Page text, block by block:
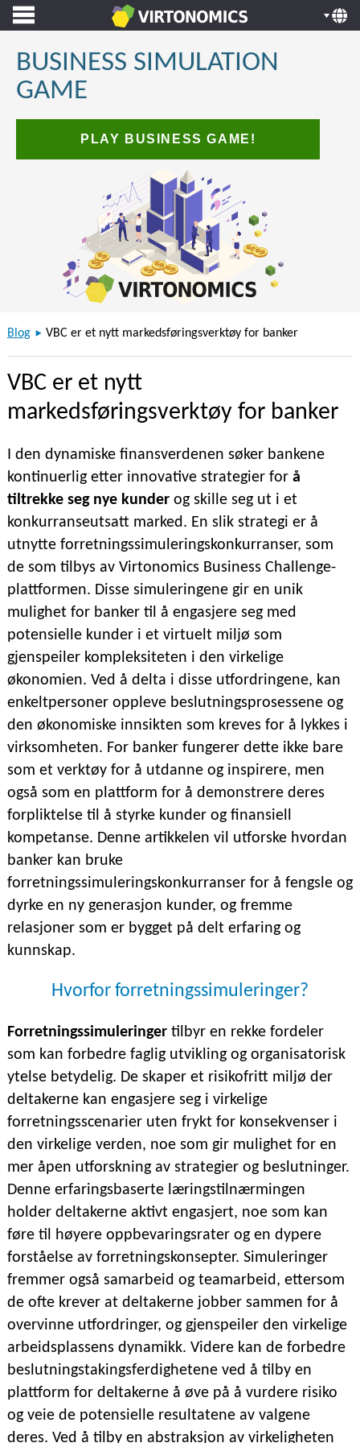
BUSINESS SIMULATION
GAME
PLAY BUSINESS GAME!
Blog VBC er et nytt markedsføringsverktøy for banker
VBC er et nytt
markedsføringsverktøy for banker
I den dynamiske finansverdenen søker bankene
kontinuerlig etter innovative strategier for å
tiltrekke seg nye kunderog skille seg ut i et
konkurranseutsatt marked. En slik strategi er å
utnytte forretningssimuleringskonkurranser, som
de som tilbys av Virtonomics Business Challenge-
plattformen. Disse simuleringene gir en unik
mulighet for banker til å engasjere seg med
potensielle kunder i et virtuelt miljø som
gjenspeiler kompleksiteten i den virkelige
økonomien. Ved å delta i disse utfordringene, kan
enkeltpersoner oppleve beslutningsprosessene og
den økonomiske innsikten som kreves for å lykkes i
virksomheten. For banker fungerer dette ikke bare
som et verktøy for å utdanne og inspirere, men
også som en plattform for å demonstrere deres
forpliktelse til å styrke kunder og finansiell
kompetanse. Denne artikkelen vil utforske hvordan
banker kan bruke
forretningssimuleringskonkurranser for å fengsle og
dyrke en ny generasjon kunder, og fremme
relasjoner som er bygget på delt erfaring og
kunnskap.
Hvorfor forretningssimuleringer?
Forretningssimuleringertilbyr en rekke fordeler
som kan forbedre faglig utvikling og organisatorisk
ytelse betydelig. De skaper et risikofritt miljø der
deltakerne kan engasjere seg i virkelige
forretningsscenarier uten frykt for konsekvenser i
den virkelige verden, noe som gir mulighet for en
mer åpen utforskning av strategier og beslutninger.
Denne erfaringsbaserte læringstilnærmingen
holder deltakerne aktivt engasjert, noe som kan
føre til høyere oppbevaringsrater og en dypere
forståelse av forretningskonsepter. Simuleringer
fremmer også samarbeid og teamarbeid, ettersom
de ofte krever at deltakerne jobber sammen for å
overvinne utfordringer, og gjenspeiler den virkelige
arbeidsplassens dynamikk. Videre kan de forbedre
beslutningstakingsferdighetene ved å tilby en
plattform for deltakerne å øve på å vurdere risiko
og veie de potensielle resultatene av valgene
deres. Ved å tilby en abstraksjon av virkeligheten